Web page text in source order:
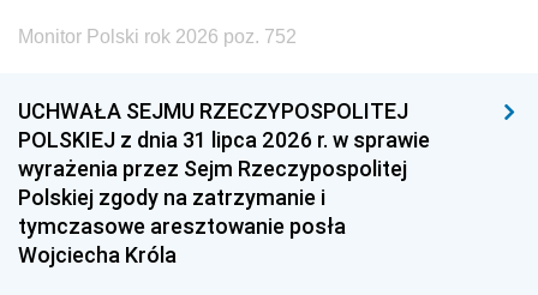
Monitor Polski rok 2026 poz. 752
UCHWAŁA SEJMU RZECZYPOSPOLITEJ
POLSKIEJ z dnia 31 lipca 2026 r. w sprawie
wyrażenia przez Sejm Rzeczypospolitej
Polskiej zgody na zatrzymanie i
tymczasowe aresztowanie posła
Wojciecha Króla